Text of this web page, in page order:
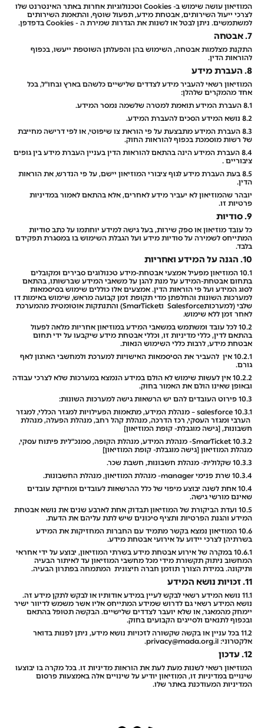
המוזיאון עושה שימוש ב- Cookies וטכנולוגיות אחרות באתר האינטרנט שלו
לצרכי ייעול השירותים, אבטחת מידע, תפעול שוטף, והתאמת השירותים
למשתמשים. ניתן לבטל או לשנות את הגדרות שמירת ה - Cookies בדפדפן.
7. אבטחה
התקנת מצלמות אבטחה, השימוש בהן והפעלתן השוטפת ייעשו, בכפוף
להוראות הדין.
8. העברת מידע
המוזיאון רשאי להעביר מידע לצדדים שלישיים כלשהם בארץ ובחו"ל, בכל
אחד מהמקרים שלהלן:
8.1 העברת המידע תואמת למטרה שלשמה נמסר המידע.
8.2 נושא המידע הסכים להעברת המידע.
8.3 העברת המידע מתבצעת על פי הוראת צו שיפוטי, או לפי דרישה מחייבת
של רשות מוסמכת בכפוף להוראות החוק.
8.4 העברת המידע הינה בהתאם להוראות הדין בעניין העברת מידע בין גופים
ציבוריים .
8.5 בעת העברת מידע לגוף ציבורי המוזיאון יישם, על פי הנדרש, את הוראות
הדין.
יובהר שהמוזיאון לא יעביר מידע לאחרים, אלא בהתאם לאמור במדיניות
פרטיות זו.
9. סודיות
כל עובד מוזיאון או ספק שירות, בעל גישה למידע יוחתמו על כתב סודיות
המתייחס לשמירה על סודיות מידע ועל הגבלת השימוש בו במסגרת תפקידם
בלבד.
10. הגנה על המידע ואחריות
10.1 המוזיאון מפעיל אמצעי אבטחת-מידע טכנולוגים סבירים ומקובלים
בתחום אבטחת-המידע על מנת להגן על משאבי המידע שברשותו, בהתאם
לסוג המידע ועל פי הוראות הדין. אמצעים אלו כוללים שימוש בסיסמאות
למערכות השונות והחלפתן מדי תקופת זמן קבועה מראש, שימוש באימות דו
שלבי (למערכותSalesforce וSmarTicket) והתנתקות אוטומטית מהמערכת
לאחר זמן ללא שימוש.
10.2 לכל עובד ומשתמש במשאבי המידע במוזיאון אחריות מלאה לפעול
בהתאם לדין, כללי מדיניות זו, וכללי אבטחת מידע שיקבעו על ידי תחום
אבטחת מידע, לרבות כללי השימוש הנאות.
10.2.1 אין להעביר את הסיסמאות האישויות למערכת ולמחשבי הארגון לאף
גורם.
10.2.2 אין לעשות שימוש לא הולם במידע הנמצא במערכות שלא לצרכי עבודה
ובאופן שאינו הולם את האמור בחוק.
10.3 פירוט העובדים להם יש הרשאות גישה למערכות השונות:
10.3.1 salesforce – מנהלת המידע, מתאמות הפעילויות למגזר הכללי, למגזר
הערבי ומגזר העסקי, רכז הדרכה, מנהלת קהל רחב, מנהלת הפעלה, מנהלת
חשבונות, [גישה מוגבלת- קופת המוזיאון]
10.3.2 SmarTicket- מנהלת המידע, מנהלת הקופה, סמנכ"לית פיתוח עסקי,
מנהלת המוזיאון [גישה מוגבלת- קופת המוזיאון]
10.3.3 שקלולית- מנהלת חשבונות, חשבת שכר.
10.3.4 שרת פנימי manager- מנהלת המוזיאון, מנהלת החשבונות.
10.4 אחת לשנה יבוצע מיפוי של כלל ההרשאות לעובדים ומחיקת עובדים
שאינם מורשי גישה.
10.5 ועדת הביקורת של המוזיאון תבדוק אחת לארבע שנים את נושא אבטחת
המידע והגנת הפרטיות ותציף סיכונים שיש לתת עליהם את הדעת.
10.6 המוזיאון נמצא בקשר מתמיד עם החברות המחזיקות את המידע
בשרתיהן לצרכי יידוע על אירועי אבטחת מידע.
10.6.1 במקרה של אירוע אבטחת מידע בשרתי המוזיאון, יבוצע על ידי אחראי
המחשוב ניתוק תקשורת מידי מכל מחשבי המוזיאון עד לאיתור הבעיה
ותיקונה. במידת הצורך תוזמן חברה חיצונית המתמחה בפתרון הבעיה.
11. זכויות נושא המידע
11.1 נושא המידע רשאי לבקש לעיין במידע אודותיו או לבקש לתקן מידע זה.
נושא המידע רשאי גם לדרוש שמידע המתייחס אליו אשר משמש לדיוור ישיר
יימחק מהמאגר, או שלא יועבר לצדדים שלישיים. הבקשה תטופל בהתאם
ובכפוף לתנאים ולסייגים הקבועים בחוק.
11.2 בכל עניין או בקשה שקשורה לזכויות נושא מידע, ניתן לפנות בדואר
אלקטרוני: privacy@mada.org.il.
12. עדכון
המוזיאון רשאי לשנות מעת לעת את הוראות מדיניות זו. בכל מקרה בו יבוצעו
שינויים במדיניות זו, המוזיאון יודיע על שינויים אלה באמצעות פרסום
המדיניות המעודכנת באתר שלו.